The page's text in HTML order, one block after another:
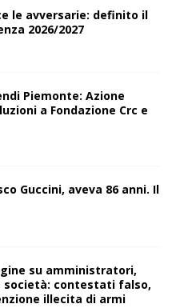
le avversarie: definito il
2026/2027
Piemonte: Azione
a Fondazione Crc e
Guccini, aveva 86 anni. Il
su amministratori,
società: contestati falso,
illecita di armi